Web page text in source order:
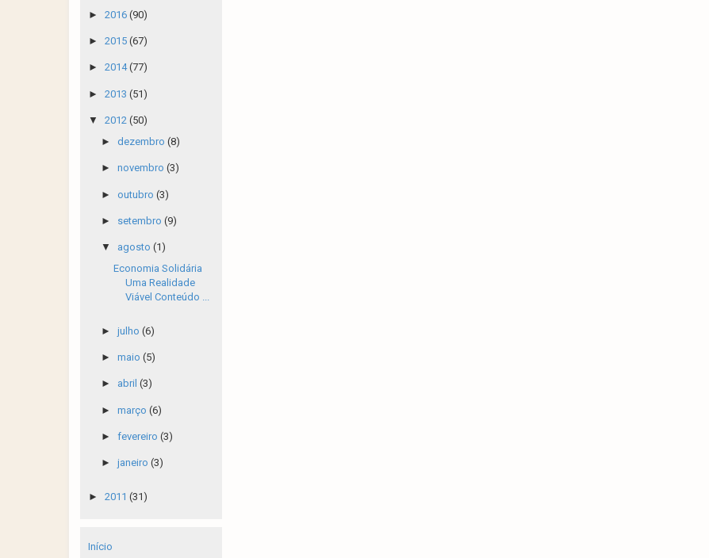
► 2016 (90)
► 2015 (67)
► 2014(77)
► 2013 (51)
▼ 2012 (50)
► dezembro (8)
► novembro (3)
► outubro (3)
► setembro (9)
▼ agosto (1)
Economia Solidária
Uma Realidade
Viável Conteúdo ...
► julho (6)
► maio (5)
► abril (3)
► março (6)
► fevereiro (3)
► janeiro (3)
► 2011 (31)
Início